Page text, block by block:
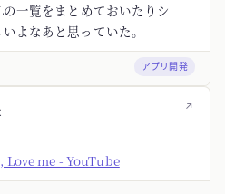
一覧をまとめておいたりシ
よなあと思っていた。
アプリ開発
↗
Love me - YouTube